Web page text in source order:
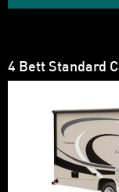
4 Bett Standard